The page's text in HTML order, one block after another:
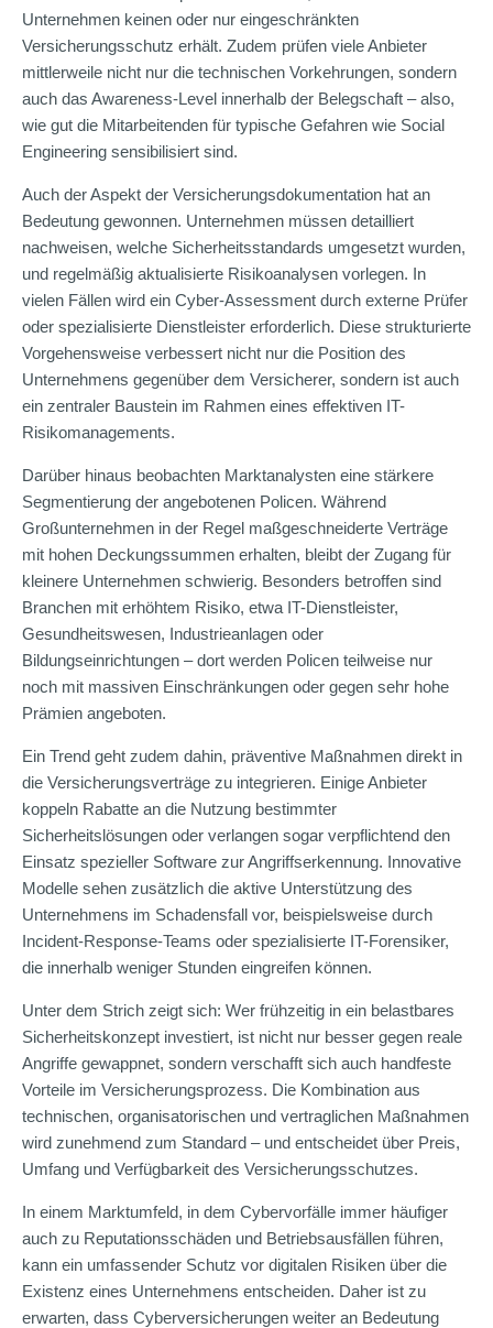
Unternehmen keinen oder nur eingeschränkten
Versicherungsschutz erhält. Zudem prüfen viele Anbieter
mittlerweile nicht nur die technischen Vorkehrungen, sondern
auch das Awareness-Level innerhalb der Belegschaft – also,
wie gut die Mitarbeitenden für typische Gefahren wie Social
Engineering sensibilisiert sind.
Auch der Aspekt der Versicherungsdokumentation hat an
Bedeutung gewonnen. Unternehmen müssen detailliert
nachweisen, welche Sicherheitsstandards umgesetzt wurden,
und regelmäßig aktualisierte Risikoanalysen vorlegen. In
vielen Fällen wird ein Cyber-Assessment durch externe Prüfer
oder spezialisierte Dienstleister erforderlich. Diese strukturierte
Vorgehensweise verbessert nicht nur die Position des
Unternehmens gegenüber dem Versicherer, sondern ist auch
ein zentraler Baustein im Rahmen eines effektiven IT-
Risikomanagements.
Darüber hinaus beobachten Marktanalysten eine stärkere
Segmentierung der angebotenen Policen. Während
Großunternehmen in der Regel maßgeschneiderte Verträge
mit hohen Deckungssummen erhalten, bleibt der Zugang für
kleinere Unternehmen schwierig. Besonders betroffen sind
Branchen mit erhöhtem Risiko, etwa IT-Dienstleister,
Gesundheitswesen, Industrieanlagen oder
Bildungseinrichtungen – dort werden Policen teilweise nur
noch mit massiven Einschränkungen oder gegen sehr hohe
Prämien angeboten.
Ein Trend geht zudem dahin, präventive Maßnahmen direkt in
die Versicherungsverträge zu integrieren. Einige Anbieter
koppeln Rabatte an die Nutzung bestimmter
Sicherheitslösungen oder verlangen sogar verpflichtend den
Einsatz spezieller Software zur Angriffserkennung. Innovative
Modelle sehen zusätzlich die aktive Unterstützung des
Unternehmens im Schadensfall vor, beispielsweise durch
Incident-Response-Teams oder spezialisierte IT-Forensiker,
die innerhalb weniger Stunden eingreifen können.
Unter dem Strich zeigt sich: Wer frühzeitig in ein belastbares
Sicherheitskonzept investiert, ist nicht nur besser gegen reale
Angriffe gewappnet, sondern verschafft sich auch handfeste
Vorteile im Versicherungsprozess. Die Kombination aus
technischen, organisatorischen und vertraglichen Maßnahmen
wird zunehmend zum Standard – und entscheidet über Preis,
Umfang und Verfügbarkeit des Versicherungsschutzes.
In einem Marktumfeld, in dem Cybervorfälle immer häufiger
auch zu Reputationsschäden und Betriebsausfällen führen,
kann ein umfassender Schutz vor digitalen Risiken über die
Existenz eines Unternehmens entscheiden. Daher ist zu
erwarten, dass Cyberversicherungen weiter an Bedeutung